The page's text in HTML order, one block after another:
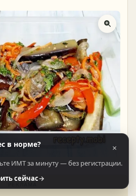
в норме? ×
ИМТ за минуту — без регистрации.
сейчас→